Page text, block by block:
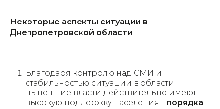
Некоторые аспекты ситуации в
Днепропетровской области
Благодаря контролю над СМИ и
стабильностью ситуации в области
нынешние власти действительно имеют
высокую поддержку населения – порядка